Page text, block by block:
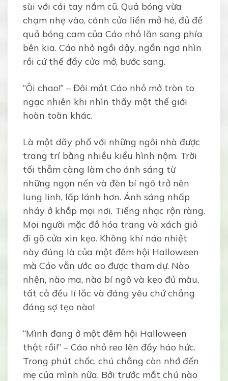
sùi với cái tay nắm cũ. Quả bóng vừa
chạm nhẹ vào, cánh cửa liền mở hé, đủ để
quả bóng cam của Cáo nhỏ lăn sang phía
bên kia. Cáo nhỏ ngồi dậy, ngẩn ngơ nhìn
rồi cứ thế đẩy cửa mở, bước sang.
“Ôi chao!” – Đôi mắt Cáo nhỏ mở tròn to
ngạc nhiên khi nhìn thấy một thế giới
hoàn toàn khác.
Là một dãy phố với những ngôi nhà được
trang trí bằng nhiều kiểu hình nộm. Trời
tối thẫm càng làm cho ánh sáng từ
những ngọn nến và đèn bí ngô trở nên
lung linh, lấp lánh hơn. Ánh sáng nhấp
nháy ở khắp mọi nơi. Tiếng nhạc rộn ràng.
Mọi người mặc đồ hóa trang và xách giỏ
đi gõ cửa xin kẹo. Không khí náo nhiệt
này đúng là của một đêm hội Halloween
mà Cáo vẫn ước ao được tham dự. Nào
nhện, nào ma, nào bí ngô và kẹo đủ màu,
tất cả đều lí lắc và đáng yêu chứ chẳng
đáng sợ tẹo nào!
“Mình đang ở một đêm hội Halloween
thật rồi!” – Cáo nhỏ reo lên đầy háo hức.
Trong phút chốc, chú chẳng còn nhớ đến
mẹ của mình nữa. Bởi trước mắt chú nào